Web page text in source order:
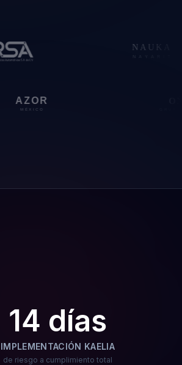
14 días
IMPLEMENTACIÓN KAELIA
de riesgo a cumplimiento total